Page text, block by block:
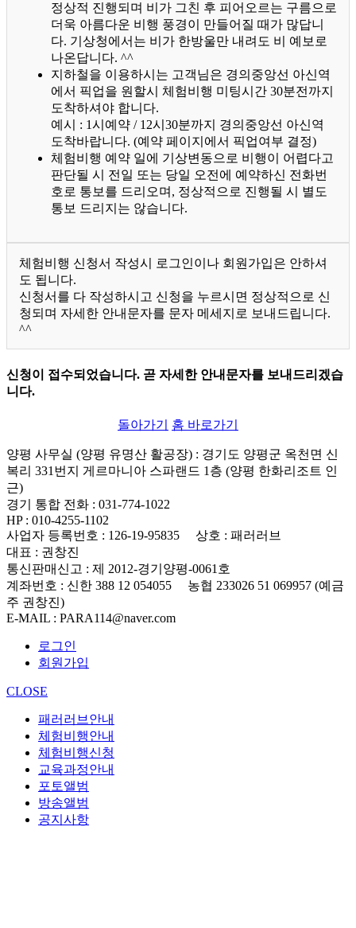
정상적 진행되며 비가 그친 후 피어오르는 구름으로
더욱 아름다운 비행 풍경이 만들어질 때가 많답니
다. 기상청에서는 비가 한방울만 내려도 비 예보로
나온답니다. ^^
지하철을 이용하시는 고객님은 경의중앙선 아신역
에서 픽업을 원할시 체험비행 미팅시간 30분전까지
도착하셔야 합니다.
예시 : 1시예약 / 12시30분까지 경의중앙선 아신역
도착바랍니다. (예약 페이지에서 픽업여부 결정)
체험비행 예약 일에 기상변동으로 비행이 어렵다고
판단될 시 전일 또는 당일 오전에 예약하신 전화번
호로 통보를 드리오며, 정상적으로 진행될 시 별도
통보 드리지는 않습니다.
체험비행 신청서 작성시 로그인이나 회원가입은 안하셔
도 됩니다.
신청서를 다 작성하시고 신청을 누르시면 정상적으로 신
청되며 자세한 안내문자를 문자 메세지로 보내드립니다.
^^
신청이 접수되었습니다. 곧 자세한 안내문자를 보내드리겠습
니다.
돌아가기 홈 바로가기
양평 사무실 (양평 유명산 활공장) : 경기도 양평군 옥천면 신
복리 331번지 게르마니아 스파랜드 1층 (양평 한화리조트 인
근)
경기 통합 전화 : 031-774-1022
HP: 010-4255-1102
사업자 등록번호 : 126-19-95835 상호 : 패러러브
대표 : 권창진
통신판매신고 : 제 2012-경기양평-0061호
계좌번호 : 신한 388 12 054055 농협 233026 51 069957 (예금
주 권창진)
E-MAIL : PARA114@naver.com
로그인
회원가입
CLOSE
패러러브안내
체험비행안내
체험비행신청
교육과정안내
포토앨범
방송앨범
공지사항